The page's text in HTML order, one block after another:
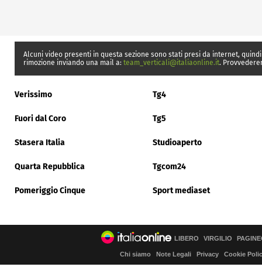
Alcuni video presenti in questa sezione sono stati presi da internet,
rimozione inviando una mail a: team_verticali@italiaonline.it.
Verissimo Tg4
Fuori dal Coro Tg5
Stasera Italia Studioaperto
Quarta Repubblica Tgcom24
Pomeriggio Cinque Sport mediaset
LIBERO VIRGILIO
Chi siamo Note Legali Privacy Cookie